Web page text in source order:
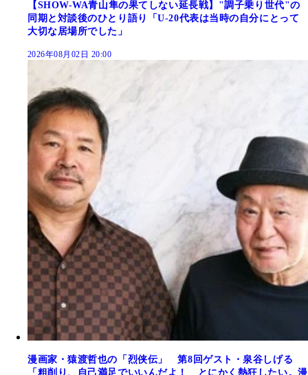
【SHOW-WA青山隼の果てしない延長戦】"調子乗り世代"の
同期と対談後のひとり語り「U-20代表は当時の自分にとって
大切な居場所でした」
2026年08月02日 20:00
漫画家・猿渡哲也の「烈侠伝」 第8回ゲスト・泉谷しげる
「粗削り、自己満足でいいんだよ！ とにかく熱狂したい。漫